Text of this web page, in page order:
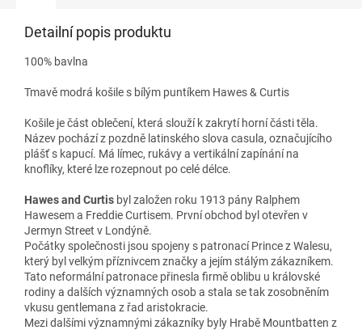
Detailní popis produktu
100% bavlna
Tmavě modrá košile s bílým puntíkem Hawes & Curtis
Košile je část oblečení, která slouží k zakrytí horní části těla.
Název pochází z pozdně latinského slova casula, označujícího
plášť s kapucí. Má límec, rukávy a vertikální zapínání na
knoflíky, které lze rozepnout po celé délce.
Hawes and Curtis byl založen roku 1913 pány Ralphem
Hawesem a Freddie Curtisem. První obchod byl otevřen v
Jermyn Street v Londýně.
Počátky společnosti jsou spojeny s patronací Prince z Walesu,
který byl velkým příznivcem značky a jejím stálým zákazníkem.
Tato neformální patronace přinesla firmě oblibu u královské
rodiny a dalších významných osob a stala se tak zosobněním
vkusu gentlemana z řad aristokracie.
Mezi dalšími významnými zákazníky byly Hrabě Mountbatten z